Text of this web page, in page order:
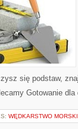
się podstaw,
Gotowanie
WĘDKARSTWO